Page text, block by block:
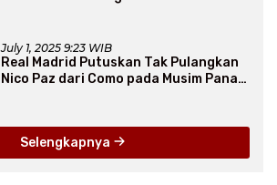
July 1, 2025 9:23 WIB
Real Madrid Putuskan Tak Pulangkan
Nico Paz dari Como pada Musim Panas
Selengkapnya